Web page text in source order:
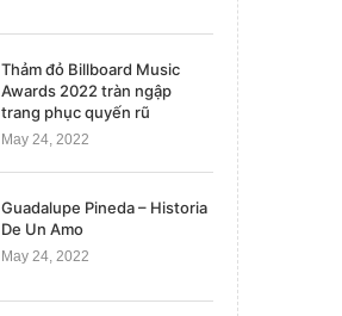
Thảm đỏ Billboard Music
Awards 2022 tràn ngập
trang phục quyến rũ
May 24, 2022
Guadalupe Pineda – Historia
De Un Amo
May 24, 2022